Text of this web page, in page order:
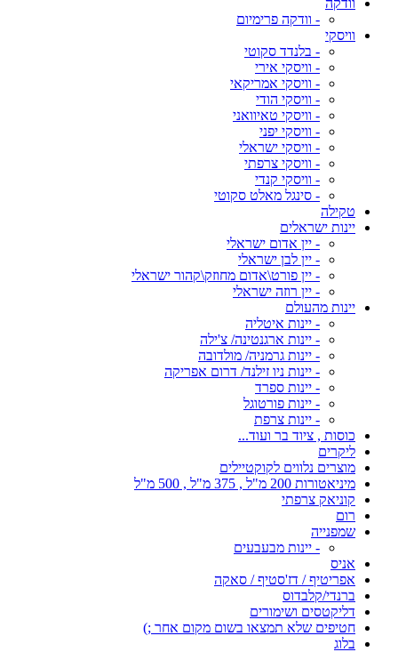
וודקה
- וודקה פרימיום
וויסקי
- בלנדד סקוטי
- וויסקי אירי
- וויסקי אמריקאי
- וויסקי הודי
- וויסקי טאיוואני
- וויסקי יפני
- וויסקי ישראלי
- וויסקי צרפתי
- וויסקי קנדי
- סינגל מאלט סקוטי
טקילה
יינות ישראלים
- יין אדום ישראלי
- יין לבן ישראלי
- יין פורט\אדום מחוזק\קהור ישראלי
- יין רוזה ישראלי
יינות מהעולם
- יינות איטליה
- יינות ארגנטינה/ צ'ילה
- יינות גרמניה/ מולדובה
- יינות ניו זילנד/ דרום אפריקה
- יינות ספרד
- יינות פורטוגל
- יינות צרפת
כוסות , ציוד בר ועוד...
ליקרים
מוצרים נלווים לקוקטיילים
מיניאטורות 200 מ"ל , 375 מ"ל , 500 מ"ל
קוניאק צרפתי
רום
שמפנייה
- יינות מבעבעים
אניס
אפריטיף / דז'סטיף / סאקה
ברנדי/קלבדוס
דליקטסים ושימורים
חטיפים שלא תמצאו בשום מקום אחר ;)
בלוג